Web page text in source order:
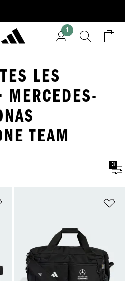
1
LES
MERCEDES-
TEAM
3
Ajouter à la Liste de produits